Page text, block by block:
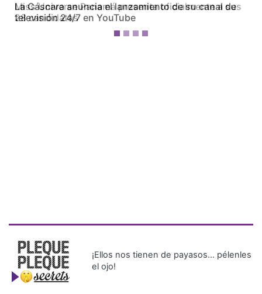
Miss Universe Panamá presenta oficialmente a sus
28 candidatas
¡Ellos nos tienen de payasos… pélenles
el ojo!